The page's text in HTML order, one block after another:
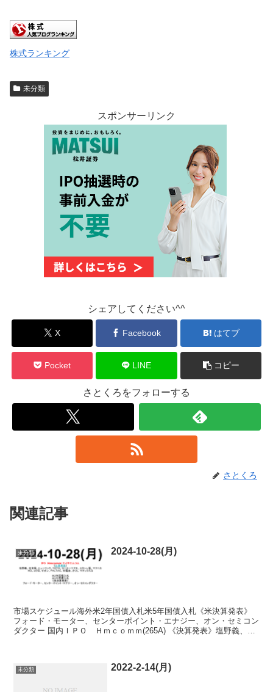
株式ランキング
未分類
スポンサーリンク
シェアしてください^^
X Facebook はてブ
Pocket LINE コピー
さとくろをフォローする
さとくろ
関連記事
未分類 2024-10-28(月)
市場スケジュール海外米2年国債入札米5年国債入札《米決算発表》
フォード・モーター、センターポイント・エナジー、オン・セミコン
ダクター 国内ＩＰＯ Ｈｍｃｏｍｍ(265A) 《決算発表》塩野義、日
未分類 2022-2-14(月)